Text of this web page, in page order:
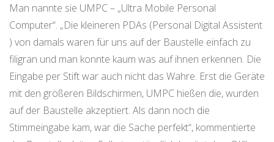
Man nannte sie UMPC – „Ultra Mobile Personal
Computer“. „Die kleineren PDAs (Personal Digital Assistent
) von damals waren für uns auf der Baustelle einfach zu
filigran und man konnte kaum was auf ihnen erkennen. Die
Eingabe per Stift war auch nicht das Wahre. Erst die Geräte
mit den größeren Bildschirmen, UMPC hießen die, wurden
auf der Baustelle akzeptiert. Als dann noch die
Stimmeingabe kam, war die Sache perfekt“, kommentierte